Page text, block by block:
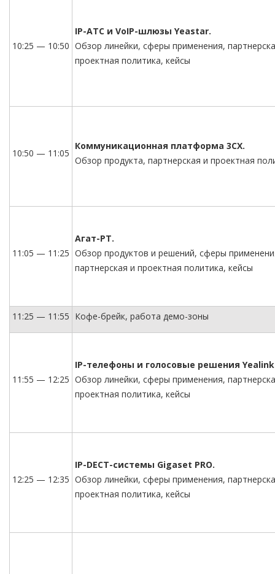
10:25 — 10:50
IP-АТС и VoIP-шлюзы Yeastar.
Обзор линейки, сферы применения,
проектная политика, кейсы
10:50 — 11:05
Коммуникационная платформа 3CX.
Обзор продукта, партнерская и проектная
11:05 — 11:25
Агат-РТ.
Обзор продуктов и решений, сферы
партнерская и проектная политика, кейсы
11:25 — 11:55 Кофе-брейк, работа демо-зоны
11:55 — 12:25
IP-телефоны и голосовые решения
Обзор линейки, сферы применения,
проектная политика, кейсы
12:25 — 12:35
IP-DECT-системы Gigaset PRO.
Обзор линейки, сферы применения,
проектная политика, кейсы